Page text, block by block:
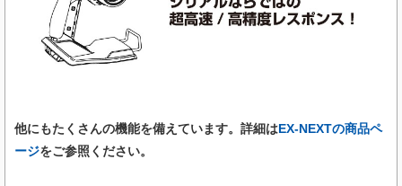
他にもたくさんの機能を備えています。詳細はEX-NEXTの商品ペ
ージをご参照ください。